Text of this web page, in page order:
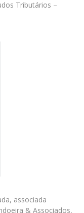
Tributários –
associada
& Associados,